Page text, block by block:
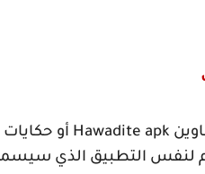
Hawadite apk أو
التطبيق الذي